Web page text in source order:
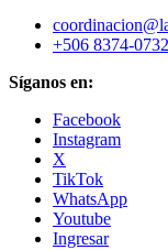
+506 8374-0732
Síganos en:
Facebook
Instagram
X
TikTok
WhatsApp
Youtube
Ingresar